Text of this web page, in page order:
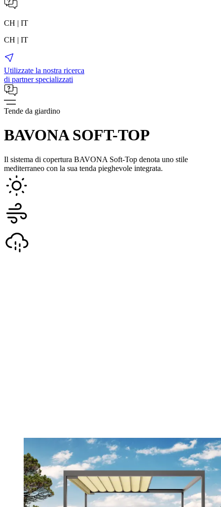
CH | IT
CH | IT
Utilizzate la nostra ricerca
di partner specializzati
Tende da giardino
BAVONA SOFT-TOP
Il sistema di copertura BAVONA Soft-Top denota uno stile
mediterraneo con la sua tenda pieghevole integrata.